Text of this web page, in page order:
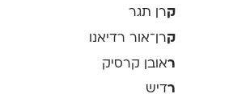
קרן תגר
קרן־אור רדיאנו
ראובן קרסיק
רדיש